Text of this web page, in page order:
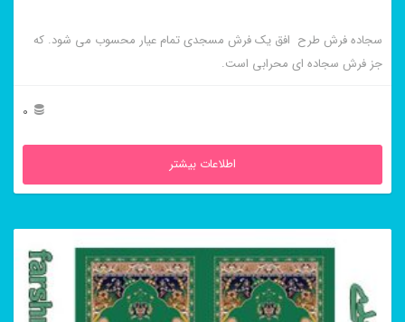
سجاده فرش طرح افق یک فرش مسجدی تمام عیار محسوب می شود. که
جز فرش سجاده ای محرابی است.
0
اطلاعات بیشتر